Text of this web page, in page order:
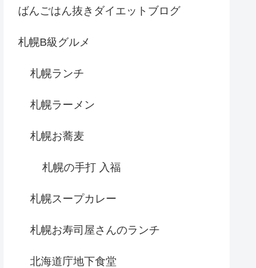
ばんごはん抜きダイエットブログ
札幌B級グルメ
札幌ランチ
札幌ラーメン
札幌お蕎麦
札幌の手打 入福
札幌スープカレー
札幌お寿司屋さんのランチ
北海道庁地下食堂